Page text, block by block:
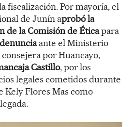
fiscalización. Por mayoría, el
de Junín aprobó la
de la Comisión de Éticapara
ante el Ministerio
por Huancayo,
Castillo, por los
legales cometidos durante
Kely Flores Mas como